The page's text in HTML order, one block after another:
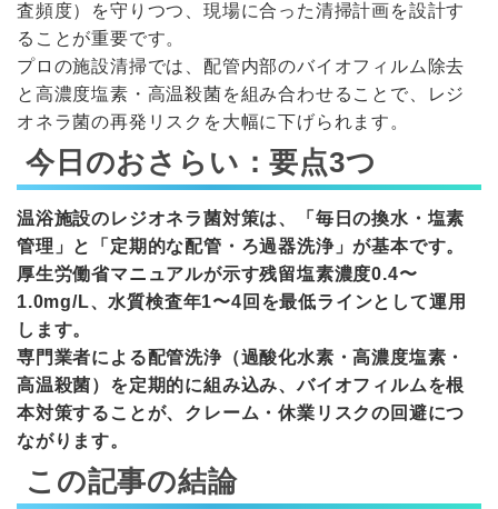
査頻度）を守りつつ、現場に合った清掃計画を設計す
ることが重要です。
プロの施設清掃では、配管内部のバイオフィルム除去
と高濃度塩素・高温殺菌を組み合わせることで、レジ
オネラ菌の再発リスクを大幅に下げられます。
今日のおさらい：要点3つ
温浴施設のレジオネラ菌対策は、「毎日の換水・塩素
管理」と「定期的な配管・ろ過器洗浄」が基本です。
厚生労働省マニュアルが示す残留塩素濃度0.4〜
1.0mg/L、水質検査年1〜4回を最低ラインとして運用
します。
専門業者による配管洗浄（過酸化水素・高濃度塩素・
高温殺菌）を定期的に組み込み、バイオフィルムを根
本対策することが、クレーム・休業リスクの回避につ
ながります。
この記事の結論